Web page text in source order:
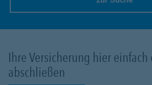
Ihre Versicherung hier
abschließen